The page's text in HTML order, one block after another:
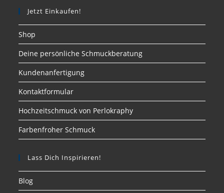
Jetzt Einkaufen!
Shop
Deine persönliche Schmuckberatung
Kundenanfertigung
Kontaktformular
Hochzeitschmuck von Perlokraphy
Farbenfroher Schmuck
Lass Dich Inspirieren!
Blog